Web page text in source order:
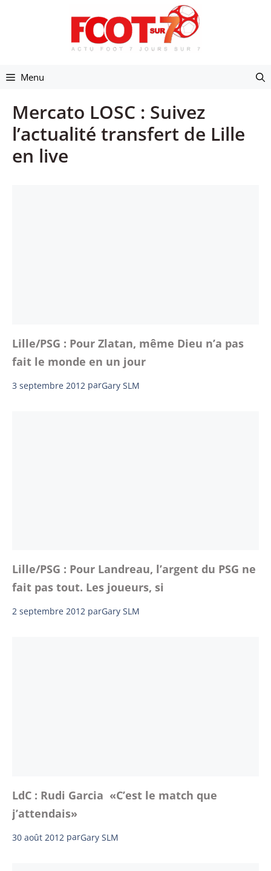
Menu
Mercato LOSC : Suivez
l’actualité transfert de Lille
en live
Lille/PSG : Pour Zlatan, même Dieu n’a pas
fait le monde en un jour
3 septembre 2012 parGary SLM
Lille/PSG : Pour Landreau, l’argent du PSG ne
fait pas tout. Les joueurs, si
2 septembre 2012 parGary SLM
LdC : Rudi Garcia «C’est le match que
j’attendais»
30 août 2012 parGary SLM